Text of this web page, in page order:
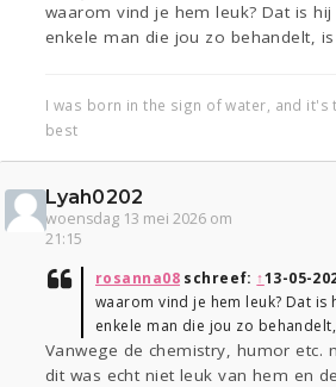
waarom vind je hem leuk? Dat is
enkele man die jou zo behandelt, is
I was born in the sign of water, and it's
best
Lyah0202
woensdag 13 mei 2026 om
21:15
rosanna08schreef: ↑13-05-
waarom vind je hem leuk? Dat is
enkele man die jou zo
Vanwege de chemistry, humor etc.
dit was echt niet leuk van hem en